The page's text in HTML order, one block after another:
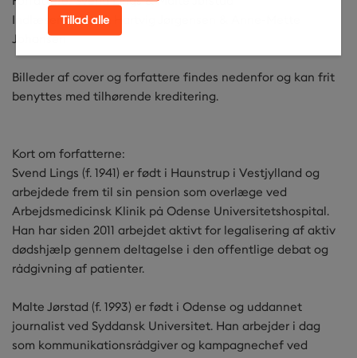
Tillad alle
Indlæsere: Henrik Hartvig Jørgensen & Anne-Mette
Johansen
Billeder af cover og forfattere findes nedenfor og kan frit
benyttes med tilhørende kreditering.
Kort om forfatterne:
Svend Lings (f. 1941) er født i Haunstrup i Vestjylland og
arbejdede frem til sin pension som overlæge ved
Arbejdsmedicinsk Klinik på Odense Universitetshospital.
Han har siden 2011 arbejdet aktivt for legalisering af aktiv
dødshjælp gennem deltagelse i den offentlige debat og
rådgivning af patienter.
Malte Jørstad (f. 1993) er født i Odense og uddannet
journalist ved Syddansk Universitet. Han arbejder i dag
som kommunikationsrådgiver og kampagnechef ved